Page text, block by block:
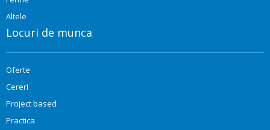
Altele
Locuri de munca
Oferte
Cereri
Project based
Practica